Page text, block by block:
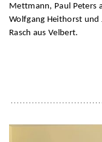
Mettmann, Paul Peters
Wolfgang Heithorst und
Rasch aus Velbert.